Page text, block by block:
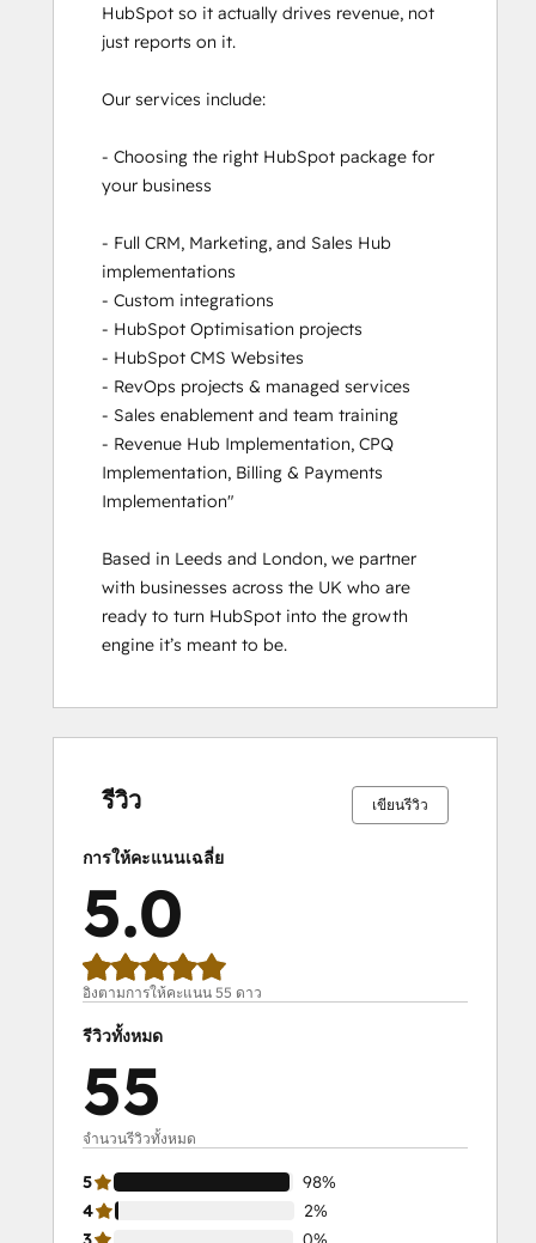
Inbound
Inbound Marketing
Inbound Sales
Platform Consulting
Revenue Operations
Sales Enablement
Sales Management Training: Strategies
for Developing a Successful Modern
Sales Team
Service Hub Software
HubSpot so it actually drives revenue, not
just reports on it.
Our services include:
- Choosing the right HubSpot package for
your business
- Full CRM, Marketing, and Sales Hub
implementations
- Custom integrations
- HubSpot Optimisation projects
- HubSpot CMS Websites
- RevOps projects & managed services
- Sales enablement and team training
- Revenue Hub Implementation, CPQ
Implementation, Billing & Payments
Implementation"
Based in Leeds and London, we partner
with businesses across the UK who are
ready to turn HubSpot into the growth
engine it’s meant to be.
รีวิว เขียนรีวิว
การให้คะแนนเฉลี่ย
5.0
อิงตามการให้คะแนน 55 ดาว
รีวิวทั้งหมด
55
จำนวนรีวิวทั้งหมด
5
98%
4
2%
2%
0%
0%
0%
98%